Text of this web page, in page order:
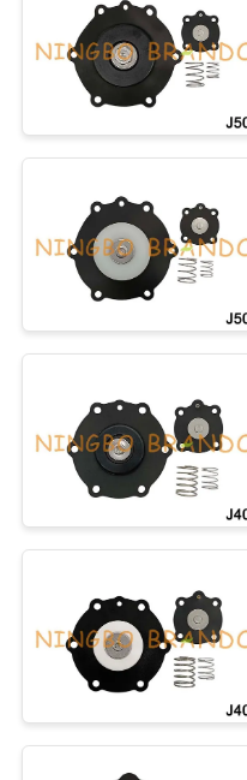
NOSOTROS
SOLICITAR
UNA CITA
COMPANY
NEWS
MAPA
SITIO
POLÍTICA
DE
PRIVACIDAD
Bobina
válvula
Válvula
pulso